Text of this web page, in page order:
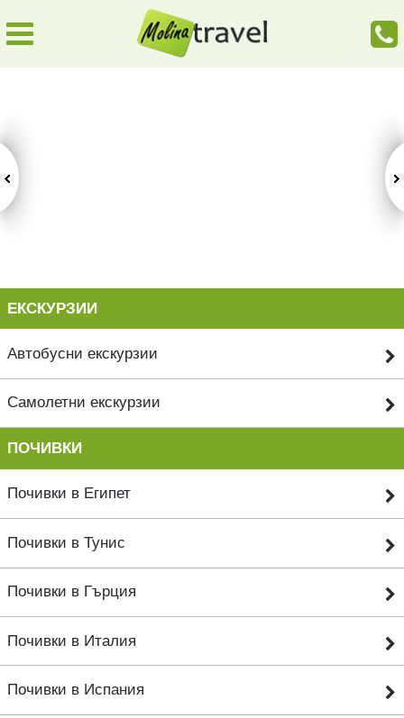
ЕКСКУРЗИИ
Автобусни екскурзии
Самолетни екскурзии
ПОЧИВКИ
Почивки в Египет
Почивки в Тунис
Почивки в Гърция
Почивки в Италия
Почивки в Испания